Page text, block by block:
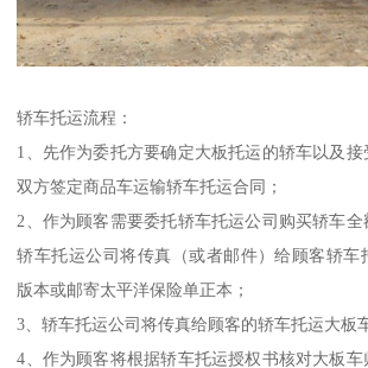
轿车托运流程：
1、先作为委托方要确定大板托运的轿车以及
双方签定商品车运输轿车托运合同；
2、作为顾客需要委托轿车托运公司购买轿车
轿车托运公司将传真（或者邮件）给顾客轿车
版本或邮寄太平洋保险单正本；
3、轿车托运公司将传真给顾客的轿车托运大板
4、作为顾客将根据轿车托运授权书核对大板